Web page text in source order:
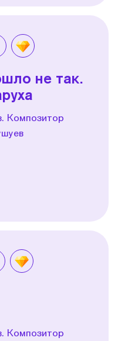
не так.
Композитор
Композитор